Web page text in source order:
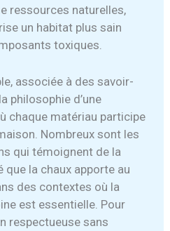
ressources naturelles,
un habitat plus sain
toxiques.
associée à des savoir-
philosophie d’une
chaque matériau participe
Nombreux sont les
qui témoignent de la
que la chaux apporte au
des contextes où la
est essentielle. Pour
respectueuse sans